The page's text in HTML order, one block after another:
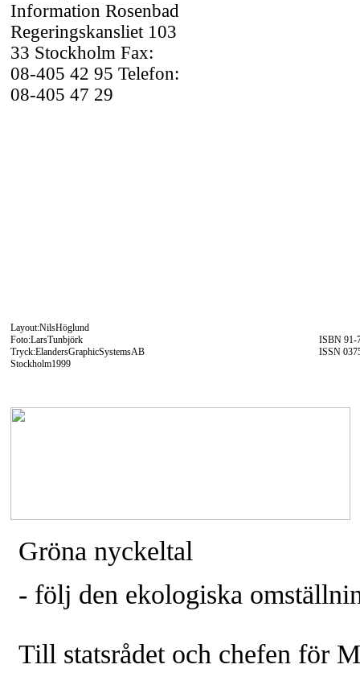
Information Rosenbad
Regeringskansliet 103
33 Stockholm Fax:
08-405 42 95 Telefon:
08-405 47 29
Layout:NilsHöglund
Foto:LarsTunbjörk
ISBN 91-
Tryck:ElandersGraphicSystemsAB
ISSN
Stockholm1999
Gröna nyckeltal
- följ den ekologiska
Till statsrådet och chefen för